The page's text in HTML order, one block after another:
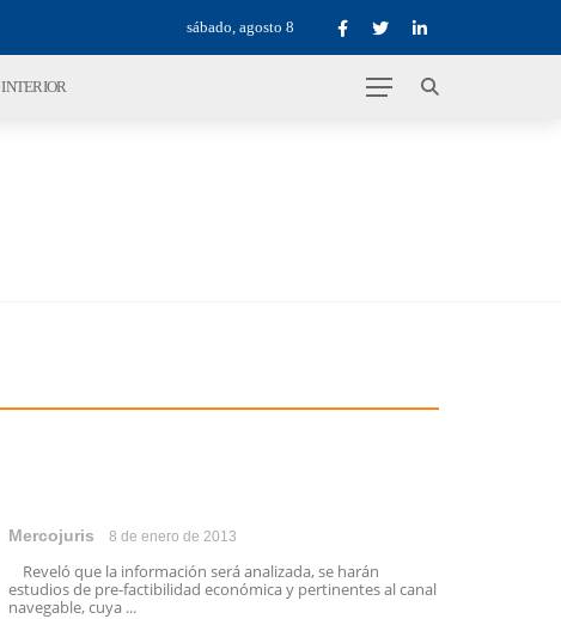
sábado, agosto 8
INTERIOR
Mercojuris 8 de enero de 2013
Reveló que la información será analizada, se harán
estudios de pre-factibilidad económica y pertinentes al canal
navegable, cuya ...